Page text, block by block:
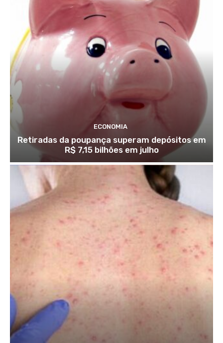
ECONOMIA
Retiradas da poupança superam depósitos em
R$ 7,15 bilhões em julho